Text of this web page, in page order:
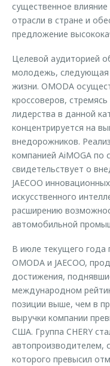
существенное
отрасли в стране и
предложение
Целевой аудиторией
молодежь, следующая
жизни. OMODA
кроссоверов,
лидерства в данной
концентрируется на
внедорожников.
компанией AiMOGA по
свидетельствует о
JAECOO
искусственного
расширению
автомобильной
В июле текущего года
OMODA и JAECOO,
достижения,
международном
позиции выше, чем в
выручки компании
США. Группа CHERY
автопроизводителем,
которого превысил